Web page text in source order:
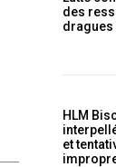
des
dragues
HLM
et